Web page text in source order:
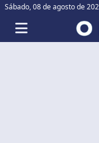
Sábado,08 de agosto de